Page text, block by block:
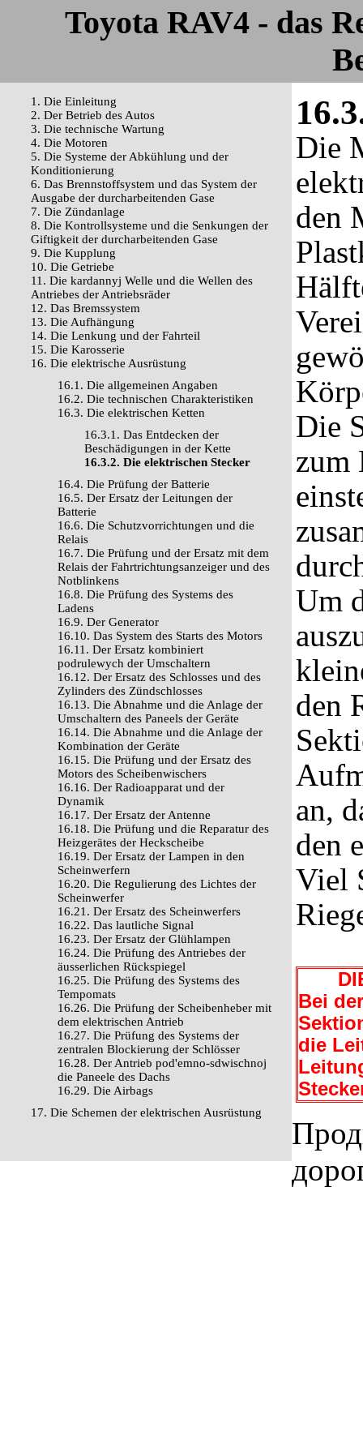
Toyota RAV4 - das
1. Die Einleitung
2. Der Betrieb des Autos
3. Die technische Wartung
4. Die Motoren
5. Die Systeme der Abkühlung und der
Konditionierung
6. Das Brennstoffsystem und das System der
Ausgabe der durcharbeitenden Gase
7. Die Zündanlage
8. Die Kontrollsysteme und die Senkungen der
Giftigkeit der durcharbeitenden Gase
9. Die Kupplung
10. Die Getriebe
11. Die kardannyj Welle und die Wellen des
Antriebes der Antriebsräder
12. Das Bremssystem
13. Die Aufhängung
14. Die Lenkung und der Fahrteil
15. Die Karosserie
16. Die elektrische Ausrüstung
16.1. Die allgemeinen Angaben
16.2. Die technischen Charakteristiken
16.3. Die elektrischen Ketten
16.3.1. Das Entdecken der
Beschädigungen in der Kette
16.3.2. Die elektrischen Stecker
16.4. Die Prüfung der Batterie
16.5. Der Ersatz der Leitungen der
Batterie
16.6. Die Schutzvorrichtungen und die
Relais
16.7. Die Prüfung und der Ersatz mit dem
Relais der Fahrtrichtungsanzeiger und des
Notblinkens
16.8. Die Prüfung des Systems des
Ladens
16.9. Der Generator
16.10. Das System des Starts des Motors
16.11. Der Ersatz kombiniert
podrulewych der Umschaltern
16.12. Der Ersatz des Schlosses und des
Zylinders des Zündschlosses
16.13. Die Abnahme und die Anlage der
Umschaltern des Paneels der Geräte
16.14. Die Abnahme und die Anlage der
Kombination der Geräte
16.15. Die Prüfung und der Ersatz des
Motors des Scheibenwischers
16.16. Der Radioapparat und der
Dynamik
16.17. Der Ersatz der Antenne
16.18. Die Prüfung und die Reparatur des
Heizgerätes der Heckscheibe
16.19. Der Ersatz der Lampen in den
Scheinwerfern
16.20. Die Regulierung des Lichtes der
Scheinwerfer
16.21. Der Ersatz des Scheinwerfers
16.22. Das lautliche Signal
16.23. Der Ersatz der Glühlampen
16.24. Die Prüfung des Antriebes der
äusserlichen Rückspiegel
16.25. Die Prüfung des Systems des
Tempomats
16.26. Die Prüfung der Scheibenheber mit
dem elektrischen Antrieb
16.27. Die Prüfung des Systems der
zentralen Blockierung der Schlösser
16.28. Der Antrieb pod'emno-sdwischnoj
die Paneele des Dachs
16.29. Die Airbags
17. Die Schemen der elektrischen Ausrüstung
Die
den
Die
zum
Um
den
an,
den
Viel
DIE
Bei
die